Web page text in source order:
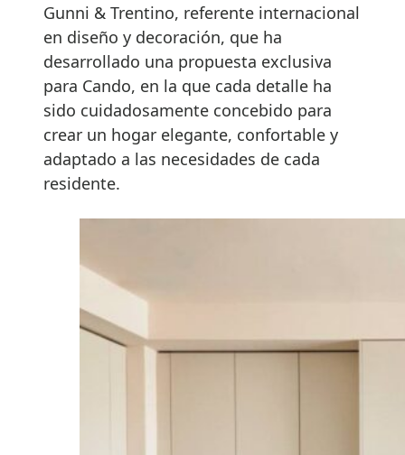
Gunni & Trentino, referente internacional
en diseño y decoración, que ha
desarrollado una propuesta exclusiva
para Cando, en la que cada detalle ha
sido cuidadosamente concebido para
crear un hogar elegante, confortable y
adaptado a las necesidades de cada
residente.